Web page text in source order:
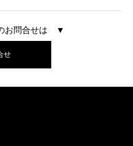
お問合せは ▼
せ